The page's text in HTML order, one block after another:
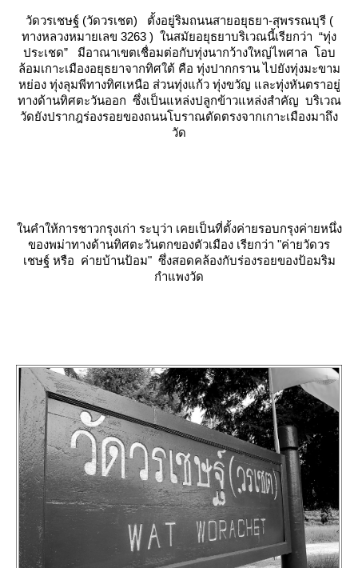
วัดวรเชษฐ์ (วัดวรเชต) ตั้งอยู่ริมถนนสายอยุธยา-สุพรรณบุรี (
ทางหลวงหมายเลข 3263 ) ในสมัยอยุธยาบริเวณนี้เรียกว่า “ทุ่ง
ประเชด”
มีอาณาเขตเชื่อมต่อกับทุ่งนากว้างใหญ่ไพศาล โอบ
ล้อมเกาะเมืองอยุธยาจากทิศใต้ คือ ทุ่งปากกราน ไปยังทุ่งมะขาม
หย่อง ทุ่งลุมพีทางทิศเหนือ ส่วนทุ่งแก้ว ทุ่งขวัญ และทุ่งหันตราอยู่
ทางด้านทิศตะวันออก ซึ่งเป็นแหล่งปลูกข้าวแหล่งสำคัญ บริเวณ
วัดยังปรากฎร่องรอยของถนนโบราณตัดตรงจากเกาะเมืองมาถึง
วัด
นคำให้การชาวกรุงเก่า ระบุว่า เคยเป็นที่ตั้งค่ายรอบกรุงค่ายหนึ่ง
ของพม่าทางด้านทิศตะวันตกของตัวเมือง เรียกว่า "ค่ายวัดวร
เชษฐ์ หรือ ค่ายบ้านป้อม"ซึ่งสอดคล้องกับร่องรอยของป้อมริม
กำแพงวัด